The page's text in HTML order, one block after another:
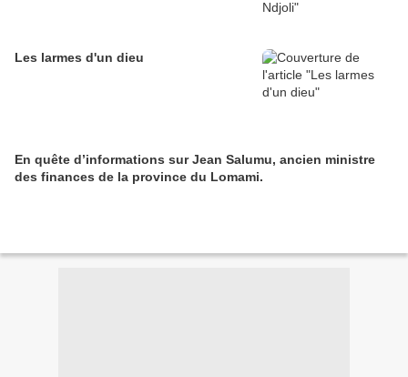
Les larmes d'un dieu
En quête d’informations sur Jean Salumu, ancien ministre
des finances de la province du Lomami.